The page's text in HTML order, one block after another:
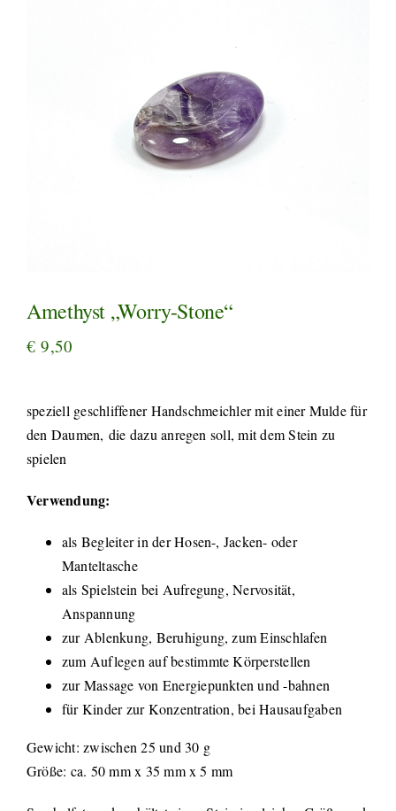
Amethyst „Worry-Stone“
€ 9,50
speziell geschliffener Handschmeichler mit einer Mulde für
den Daumen, die dazu anregen soll, mit dem Stein zu
spielen
Verwendung:
als Begleiter in der Hosen-, Jacken- oder
Manteltasche
als Spielstein bei Aufregung, Nervosität,
Anspannung
zur Ablenkung, Beruhigung, zum Einschlafen
zum Auflegen auf bestimmte Körperstellen
zur Massage von Energiepunkten und -bahnen
für Kinder zur Konzentration, bei Hausaufgaben
Gewicht: zwischen 25 und 30 g
Größe: ca. 50 mm x 35 mm x 5 mm